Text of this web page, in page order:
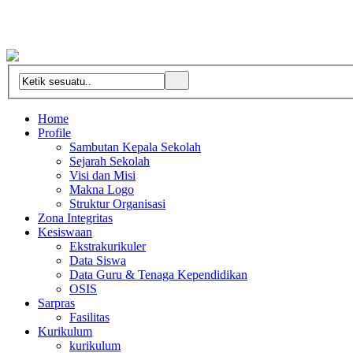
Home
Profile
Sambutan Kepala Sekolah
Sejarah Sekolah
Visi dan Misi
Makna Logo
Struktur Organisasi
Zona Integritas
Kesiswaan
Ekstrakurikuler
Data Siswa
Data Guru & Tenaga Kependidikan
OSIS
Sarpras
Fasilitas
Kurikulum
kurikulum